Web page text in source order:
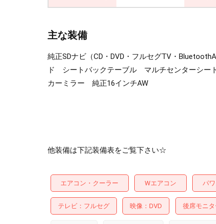
主な装備
純正SDナビ（CD・DVD・フルセグTV・
ド シートバックテーブル マルチセンターシ
カーミラー 純正16インチAW
他装備は下記装備表をご覧下さい☆
エアコン・クーラー Wエアコン パ
テレビ フルセグ 映像 DVD 後席モニタ